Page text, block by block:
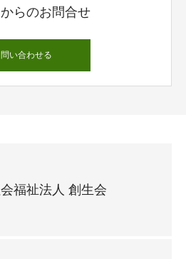
らのお問合せ
問い合わせる
福祉法人 創生会